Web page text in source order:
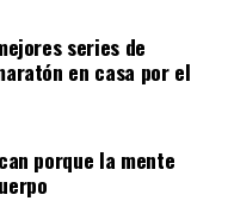
series de
en casa por el
porque la mente